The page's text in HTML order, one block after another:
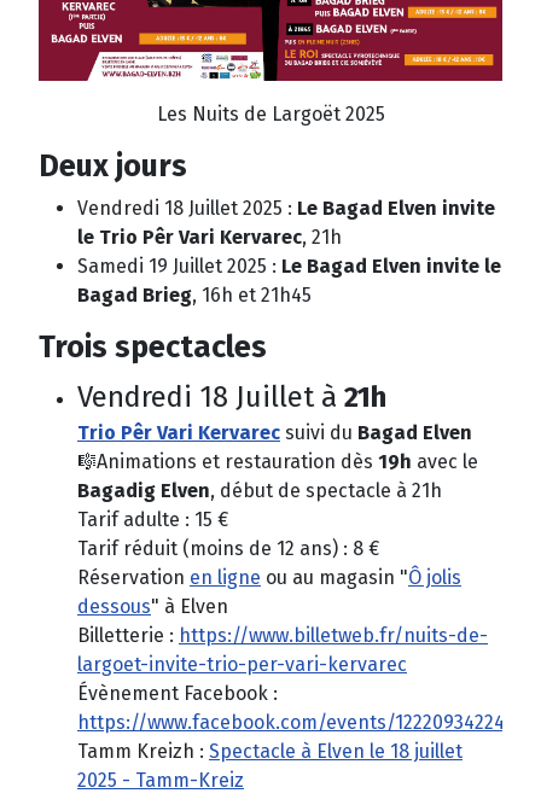
Les Nuits de Largoët 2025
Deux jours
Vendredi 18 Juillet 2025 : Le Bagad Elven invite
le Trio Pêr Vari Kervarec, 21h
Samedi 19 Juillet 2025 : Le Bagad Elven invite le
Bagad Brieg, 16h et 21h45
Trois spectacles
Vendredi 18 Juillet à 21h
Trio Pêr Vari Kervarec suivi du Bagad Elven
🎼Animations et restauration dès 19h avec le
Bagadig Elven, début de spectacle à 21h
Tarif adulte : 15 €
Tarif réduit (moins de 12 ans) : 8 €
Réservation en ligne ou au magasin "Ô jolis
dessous" à Elven
Billetterie : https://www.billetweb.fr/nuits-de-
largoet-invite-trio-per-vari-kervarec
Évènement Facebook :
https://www.facebook.com/events/
Tamm Kreizh : Spectacle à Elven le 18 juillet
2025 - Tamm-Kreiz